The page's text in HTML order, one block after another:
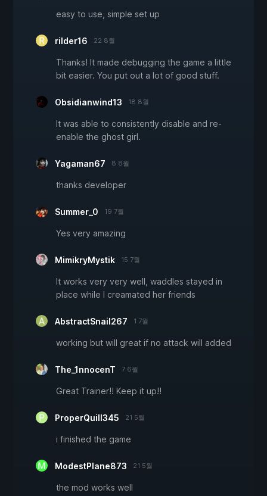
easy to use, simple set up
rilder16 22 8월
Thanks! It made debugging the game a little
bit easier. You put out a lot of good stuff.
Obsidianwind13 18 8월
It was able to consistently disable and re-
enable the ghost girl.
Yagaman67 8 8월
thanks developer
Summer_0 19 7월
Yes very amazing
MimikryMystik 15 7월
It works very very well, waddles stayed in
place while I creamated her friends
AbstractSnail267 1 7월
working but will great if no attack will added
The_1nnocenT 7 6월
Great Trainer!! Keep it up!!
ProperQuill345 21 5월
i finished the game
ModestPlane873 21 5월
the mod works well